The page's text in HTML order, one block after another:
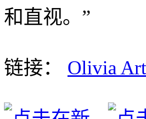
和直视。”
链接： Olivia